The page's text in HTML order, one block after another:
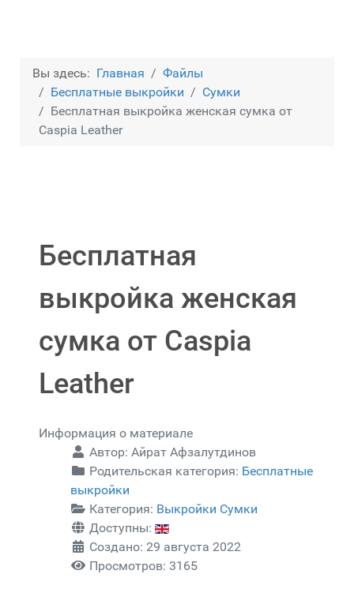
Вы здесь: Главная
Файлы
Бесплатные выкройки
Сумки
Бесплатная выкройка женская сумка от
Caspia Leather
Бесплатная
выкройка женская
сумка от Caspia
Leather
Информация о материале
Автор: Айрат Афзалутдинов
Родительская категория: Бесплатные
выкройки
Категория: Выкройки Сумки
Доступны:
Создано: 29 августа 2022
Просмотров: 3165